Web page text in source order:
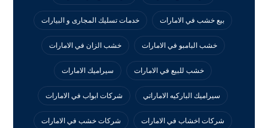
بيع خشب في الامارات خدمات تسليك المجارى و البيارات
خشب البامبو في الامارات خشب الزان في الامارات
خشب للبيع في الامارات سيراميك الامارات
سيراميك الباركيه الاماراتي شركات ابواب في الامارات
شركات اخشاب في الامارات شركات خشب في الامارات